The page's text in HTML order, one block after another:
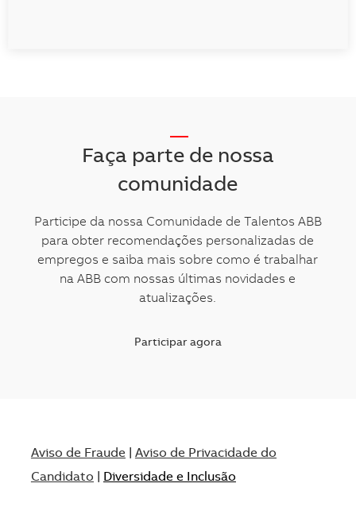
Faça parte de nossa
comunidade
Participe da nossa Comunidade de Talentos ABB
para obter recomendações personalizadas de
empregos e saiba mais sobre como é trabalhar
na ABB com nossas últimas novidades e
atualizações.
Participar agora
Aviso de Fraude| Aviso de Privacidade do
Candidato
Diversidade e Inclusão